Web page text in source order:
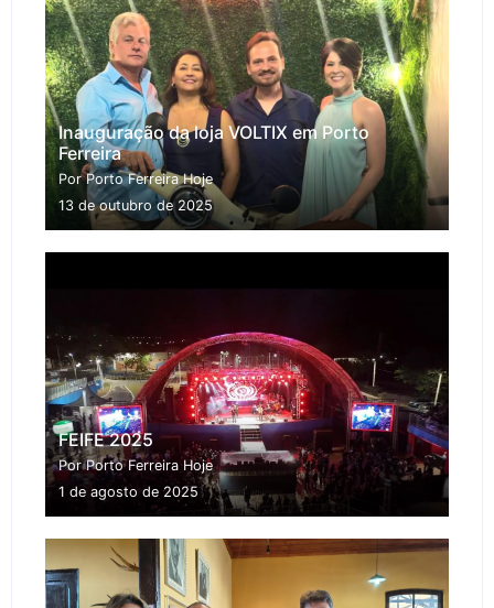
Inauguração da loja VOLTIX em Porto
Ferreira
Por Porto Ferreira Hoje
13 de outubro de 2025
FEIFE 2025
Por Porto Ferreira Hoje
1 de agosto de 2025